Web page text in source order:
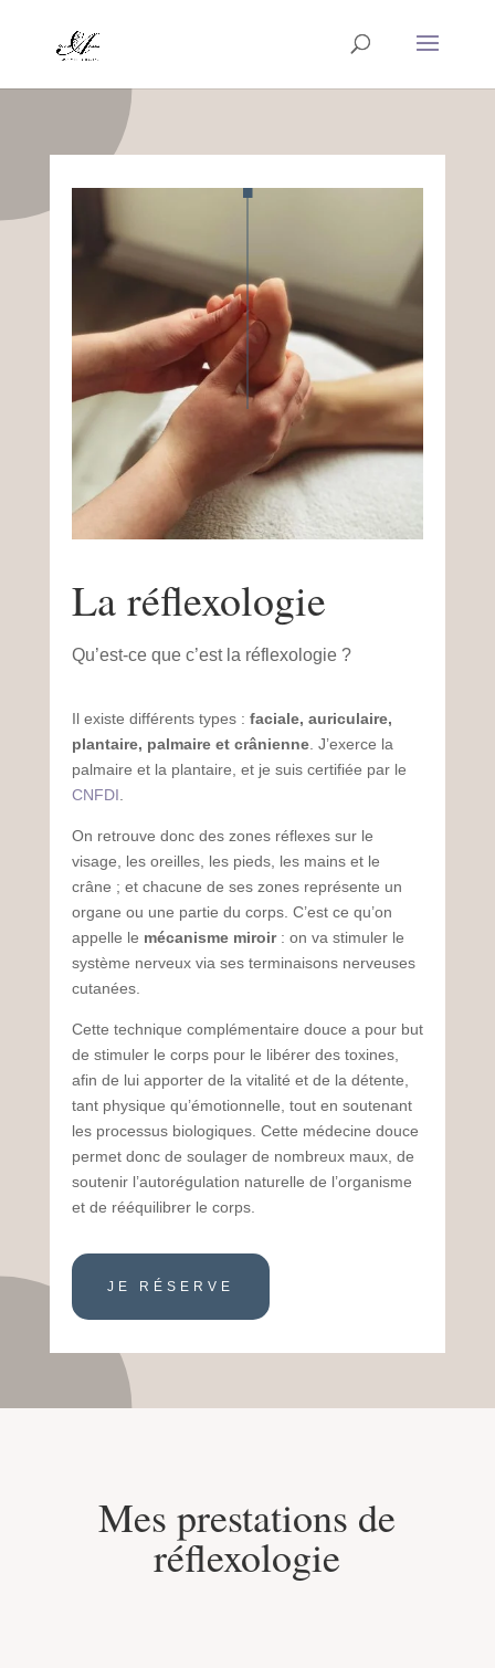
La réflexologie
Qu’est-ce que c’est la réflexologie ?
Il existe différents types : faciale, auriculaire,
plantaire, palmaire et crânienne. J’exerce la
palmaire et la plantaire, et je suis certifiée par le
CNFDI.
On retrouve donc des zones réflexes sur le
visage, les oreilles, les pieds, les mains et le
crâne ; et chacune de ses zones représente un
organe ou une partie du corps. C’est ce qu’on
appelle le mécanisme miroir: on va stimuler le
système nerveux via ses terminaisons nerveuses
cutanées.
Cette technique complémentaire douce a pour but
de stimuler le corps pour le libérer des toxines,
afin de lui apporter de la vitalité et de la détente,
tant physique qu’émotionnelle, tout en soutenant
les processus biologiques. Cette médecine douce
permet donc de soulager de nombreux maux, de
soutenir l’autorégulation naturelle de l’organisme
et de rééquilibrer le corps.
JE RÉSERVE
Mes prestations de
réflexologie